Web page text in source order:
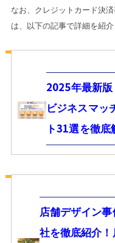
なお、クレジットカード決
は、以下の記事で詳細を紹介
2025年最新版
ビジネスマッ
ト31選を徹底
店舗デザイン
社を徹底紹介